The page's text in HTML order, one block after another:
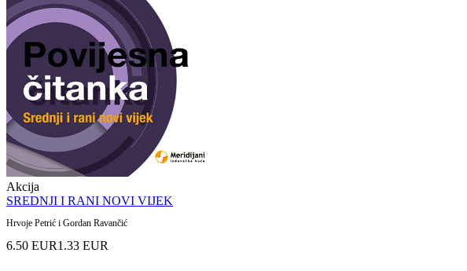
Akcija
SREDNJI I RANI NOVI VIJEK
Hrvoje Petrić i Gordan Ravančić
6.50 EUR1.33 EUR